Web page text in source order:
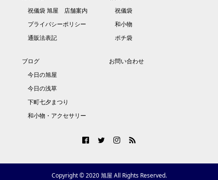
祝儀袋 旭屋 店舗案内
プライバシーポリシー
通販法表記
祝儀袋
和小物
ポチ袋
ブログ
今日の旭屋
今日の浅草
下町七夕まつり
和小物・アクセサリー
お問い合わせ
Copyright © 2020 旭屋 All Rights Reserved.